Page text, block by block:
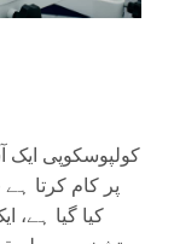
کولپوسکوپی ایک
پر کام کرتا
کیا گیا ہے،